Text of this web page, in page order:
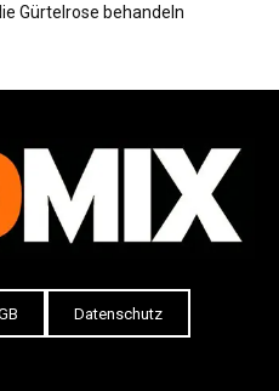
Gürtelrose behandeln
Datenschutz